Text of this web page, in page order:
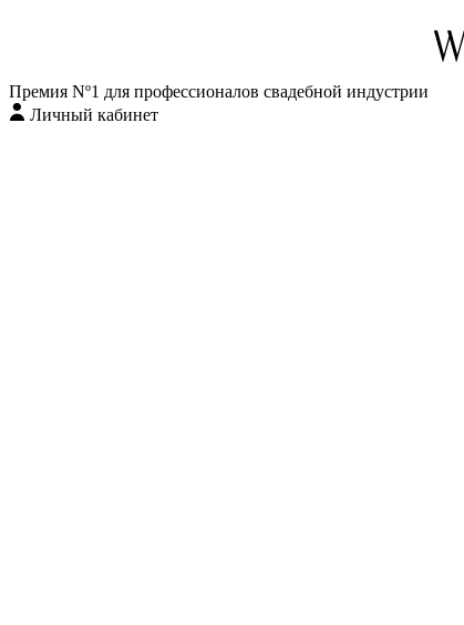
Премия Nº1 для профессионалов свадебной индустрии
Личный кабинет